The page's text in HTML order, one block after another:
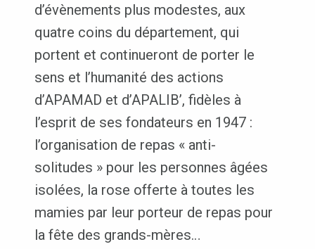
d’évènements plus modestes, aux
quatre coins du département, qui
portent et continueront de porter le
sens et l’humanité des actions
d’APAMAD et d’APALIB’, fidèles à
l’esprit de ses fondateurs en 1947 :
l’organisation de repas « anti-
solitudes » pour les personnes âgées
isolées, la rose offerte à toutes les
mamies par leur porteur de repas pour
la fête des grands-mères…